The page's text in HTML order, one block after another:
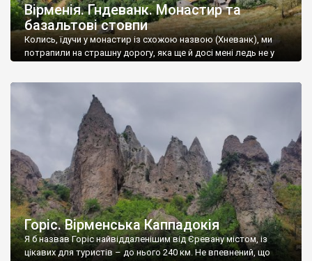
Вірменія. Гндеванк. Монастир та
базальтові стовпи
Колись, їдучи у монастир із схожою назвою (Хневанк), ми
потрапили на страшну дорогу, яка ще й досі мені ледь не у
дорога туди теж не найкраща, і міцно задумався – їхати туди,
чи ні. Згідно із картою, в монастир можна […]
Горіс. Вірменська Каппадокія
Я б назвав Горіс найвіддаленішим від Єревану містом, із
цікавих для туристів – до нього 240 км. Не впевнений, що